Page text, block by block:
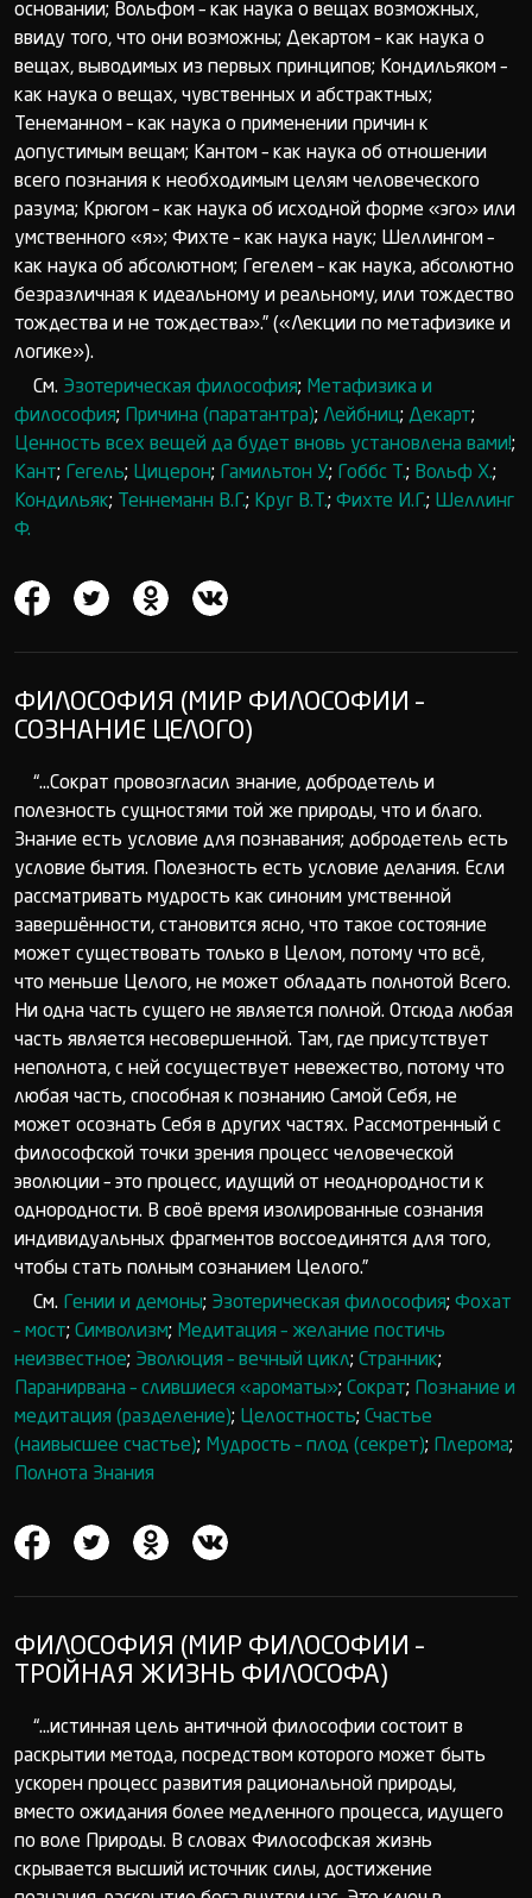
основании; Вольфом – как наука о вещах возможных,
ввиду того, что они возможны; Декартом – как наука о
вещах, выводимых из первых принципов; Кондильяком –
как наука о вещах, чувственных и абстрактных;
Тенеманном – как наука о применении причин к
допустимым вещам; Кантом – как наука об отношении
всего познания к необходимым целям человеческого
разума; Крюгом – как наука об исходной форме «эго» или
умственного «я»; Фихте – как наука наук; Шеллингом –
как наука об абсолютном; Гегелем – как наука, абсолютно
безразличная к идеальному и реальному, или тождество
тождества и не тождества».” («Лекции по метафизике и
логике»).
См. Эзотерическая философия; Метафизика и
философия; Причина (паратантра); Лейбниц; Декарт;
Ценность всех вещей да будет вновь установлена вами!;
Кант; Гегель; Цицерон; Гамильтон У.; Гоббс Т.; Вольф Х.;
Кондильяк; Теннеманн В.Г.; Круг В.Т.; Фихте И.Г.; Шеллинг
Ф.
ФИЛОСОФИЯ (МИР ФИЛОСОФИИ –
СОЗНАНИЕ ЦЕЛОГО)
“...Сократ провозгласил знание, добродетель и
полезность сущностями той же природы, что и благо.
Знание есть условие для познавания; добродетель есть
условие бытия. Полезность есть условие делания. Если
рассматривать мудрость как синоним умственной
завершённости, становится ясно, что такое состояние
может существовать только в Целом, потому что всё,
что меньше Целого, не может обладать полнотой Всего.
Ни одна часть сущего не является полной. Отсюда любая
часть является несовершенной. Там, где присутствует
неполнота, с ней сосуществует невежество, потому что
любая часть, способная к познанию Самой Себя, не
может осознать Себя в других частях. Рассмотренный с
философской точки зрения процесс человеческой
эволюции – это процесс, идущий от неоднородности к
однородности. В своё время изолированные сознания
индивидуальных фрагментов воссоединятся для того,
чтобы стать полным сознанием Целого.”
См.
Гении и демоны; Эзотерическая философия; Фохат
– мост; Символизм; Медитация – желание постичь
неизвестное; Эволюция – вечный цикл; Странник;
Паранирвана – слившиеся «ароматы»; Сократ;
Познание и
медитация (разделение); Целостность; Счастье
(наивысшее счастье); Мудрость – плод (секрет); Плерома;
Полнота Знания
ФИЛОСОФИЯ (МИР ФИЛОСОФИИ –
ТРОЙНАЯ ЖИЗНЬ ФИЛОСОФА)
“...истинная цель античной философии состоит в
раскрытии метода, посредством которого может быть
ускорен процесс развития рациональной природы,
вместо ожидания более медленного процесса, идущего
по воле Природы. В словах Философская жизнь
скрывается высший источник силы, достижение